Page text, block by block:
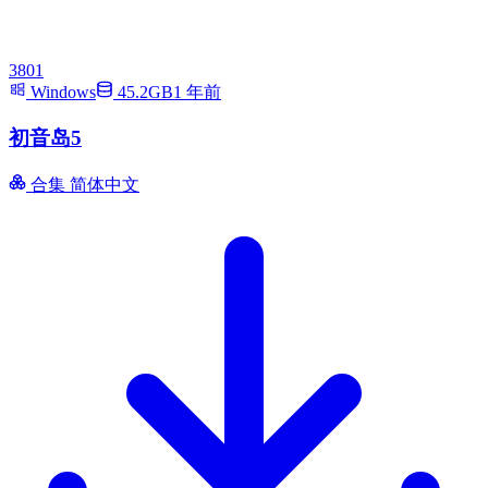
3801
Windows
45.2GB1 年前
初音岛5
合集 简体中文